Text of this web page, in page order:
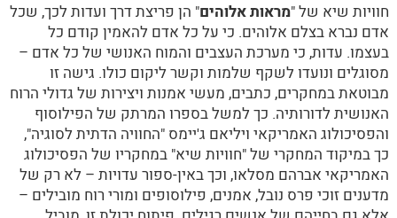
חוויות שיא של "מראות אלוהים" הן פריצת דרך ועדות לכך, שכל
אדם נברא בצלם אלוהים. כי על כל אדם להאמין קודם כל
בעצמו. עדות, כי מערכת העצבים והמוח האנושי של כל אדם –
מסוגלים ונועדו לשקף שלמות וקשר ליקום כולו. גישה זו
מבוטאת במחקרים, כתבים, מעשי אמנות ויצירות של גדולי הרוח
האנושית לדורותיה. כך למשל בספרו המרתק של הפילוסוף
והפסיכולוג האמריקאי ויליאם ג'יימס "החוויה הדתית לסוגיה",
כך במיקוד המחקרי של "חוויות שיא" במחקריו של הפסיכולוג
האמריקאי אברהם מסלאו, וכך באין-ספור עדויות – לא רק של
מדענים זוכי פרס נובל, אמנים, פילוסופים ומורי רוח מובילים –